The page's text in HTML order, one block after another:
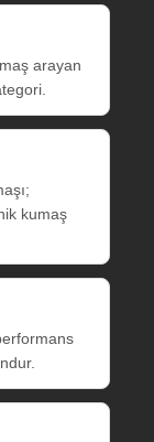
arayan
kumaş